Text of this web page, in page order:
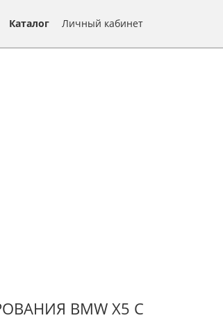
Каталог Личный кабинет
BMW Х5 С